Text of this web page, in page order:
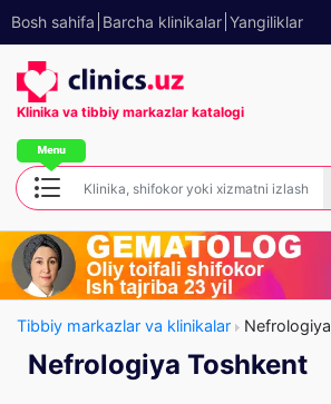
Bosh sahifa Barcha klinikalar Yangiliklar
Klinika va tibbiy markazlar katalogi
Tibbiy markazlar va klinikalar Nefrologiya
Nefrologiya Toshkent